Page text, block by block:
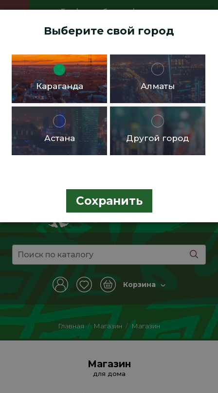
График работы офисов:
13:00 до 14:00 Суббота, воскресенье -
Доставка бесплатная в черте города от 10.000тг!
Корзина
Главная / Магазин / Магазин
Магазин
для дома
Выберите свой город
Караганда Алматы
Астана Другой город
Сохранить